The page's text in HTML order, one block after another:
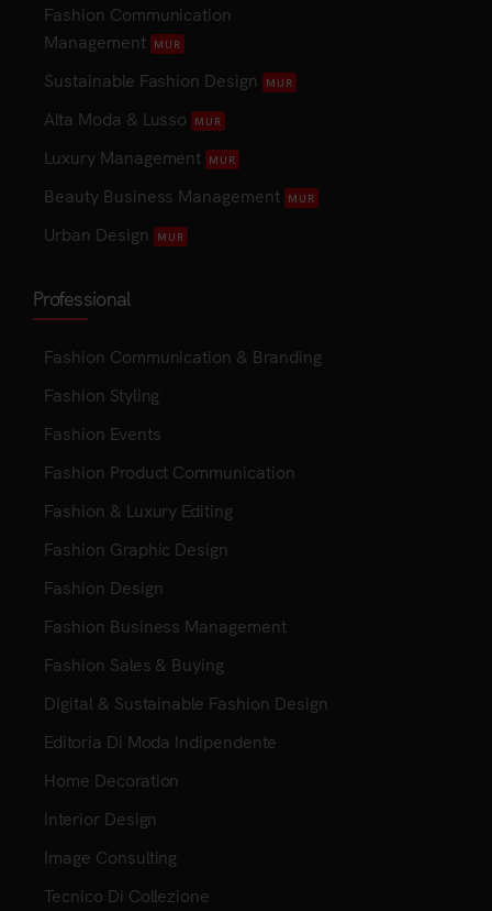
Fashion Communication
Management MUR
Sustainable Fashion Design MUR
Alta Moda & Lusso MUR
Luxury Management MUR
Beauty Business Management MUR
Urban Design MUR
Professional
Fashion Communication & Branding
Fashion Styling
Fashion Events
Fashion Product Communication
Fashion & Luxury Editing
Fashion Graphic Design
Fashion Design
Fashion Business Management
Fashion Sales & Buying
Digital & Sustainable Fashion Design
Editoria Di Moda Indipendente
Home Decoration
Interior Design
Image Consulting
Tecnico Di Collezione